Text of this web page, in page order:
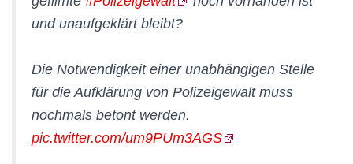
und unaufgeklärt bleibt?
Die Notwendigkeit einer unabhängigen Stelle
für die Aufklärung von Polizeigewalt muss
nochmals betont werden.
pic.twitter.com/um9PUm3AGS